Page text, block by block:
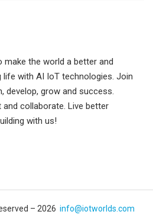
make the world a better and
with AI IoT technologies. Join
develop, grow and success.
collaborate. Live better
with us!
– 2026 info@iotworlds.com